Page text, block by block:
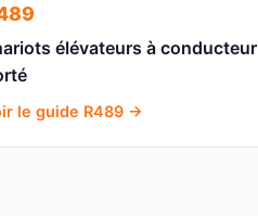
élévateurs à conducteur
le guide R489 →